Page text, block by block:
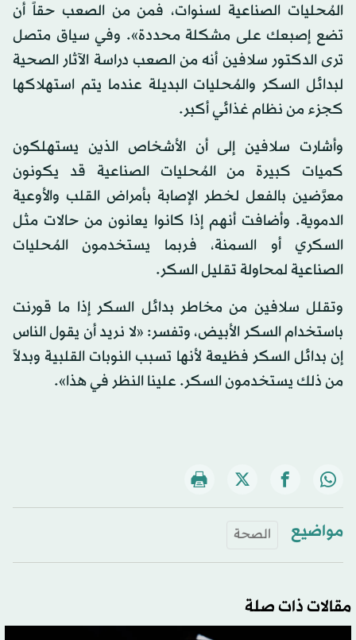
المُحليات الصناعية لسنوات، فمن من الصعب حقاً أن
تضع إصبعك على مشكلة محددة». وفي سياق متصل
ترى الدكتور سلافين أنه من الصعب دراسة الآثار الصحية
لبدائل السكر والمُحليات البديلة عندما يتم استهلاكها
كجزء من نظام غذائي أكبر.
وأشارت سلافين إلى أن الأشخاص الذين يستهلكون
كميات كبيرة من المُحليات الصناعية قد يكونون
معرَّضين بالفعل لخطر الإصابة بأمراض القلب والأوعية
الدموية. وأضافت أنهم إذا كانوا يعانون من حالات مثل
السكري أو السمنة، فربما يستخدمون المُحليات
الصناعية لمحاولة تقليل السكر.
وتقلل سلافين من مخاطر بدائل السكر إذا ما قورنت
باستخدام السكر الأبيض، وتفسر: «لا نريد أن يقول الناس
إن بدائل السكر فظيعة لأنها تسبب النوبات القلبية وبدلاً
من ذلك يستخدمون السكر. علينا النظر في هذا».
مواضيع الصحة
مقالات ذات صلة